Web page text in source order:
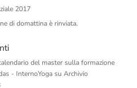
2017
di domattina è rinviata.
del master sulla formazione
- InternoYogasu Archivio